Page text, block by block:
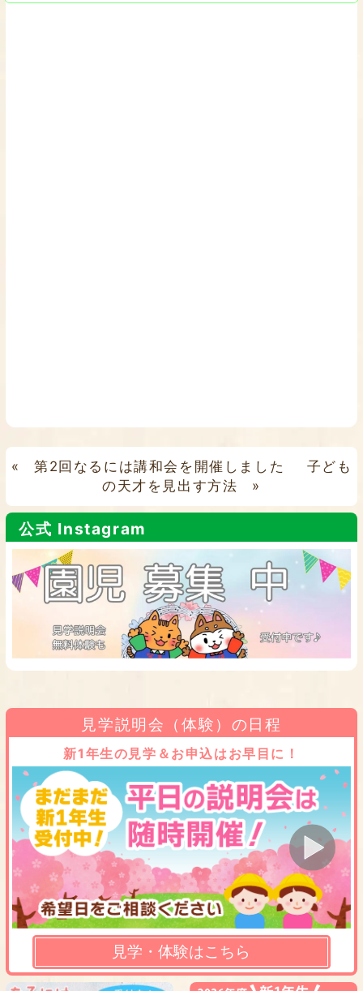
« 第2回なるには講和会を開催しました
子ども
の天才を見出す方法
»
公式 Instagram
見学説明会（体験）の日程
新1年生の見学＆お申込はお早目に！
見学・体験はこちら